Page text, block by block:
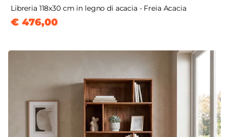
Libreria 118x30 cm in legno di acacia - Freia Acacia
€ 476,00